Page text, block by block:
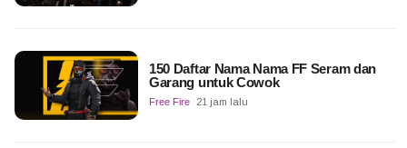
150 Daftar Nama Nama FF Seram dan
Garang untuk Cowok
Free Fire 21 jam lalu